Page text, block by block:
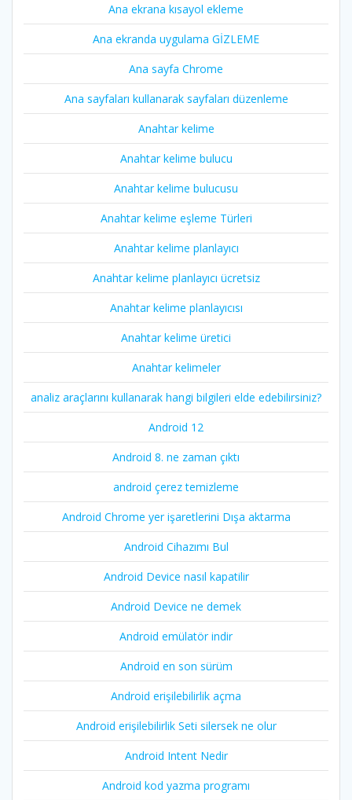
Ana ekrana kısayol ekleme
Ana ekranda uygulama GİZLEME
Ana sayfa Chrome
Ana sayfaları kullanarak sayfaları düzenleme
Anahtar kelime
Anahtar kelime bulucu
Anahtar kelime bulucusu
Anahtar kelime eşleme Türleri
Anahtar kelime planlayıcı
Anahtar kelime planlayıcı ücretsiz
Anahtar kelime planlayıcısı
Anahtar kelime üretici
Anahtar kelimeler
analiz araçlarını kullanarak hangi bilgileri elde edebilirsiniz?
Android 12
Android 8. ne zaman çıktı
android çerez temizleme
Android Chrome yer işaretlerini Dışa aktarma
Android Cihazımı Bul
Android Device nasıl kapatilir
Android Device ne demek
Android emülatör indir
Android en son sürüm
Android erişilebilirlik açma
Android erişilebilirlik Seti silersek ne olur
Android Intent Nedir
Android kod yazma programı